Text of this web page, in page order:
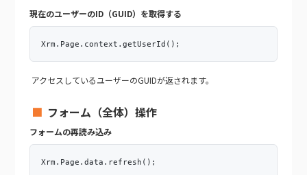
現在のユーザーのID（GUID）を取得する
Xrm.Page.context.getUserId();
アクセスしているユーザーのGUIDが返されます。
フォーム（全体）操作
フォームの再読み込み
Xrm.Page.data.refresh();